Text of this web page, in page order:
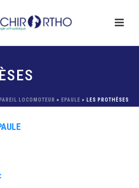
LOCOMOTEUR » EPAULE » LES PROTHÈSES